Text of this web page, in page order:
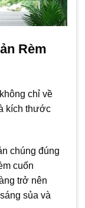
Rèm
chỉ về
kích thước
chúng đúng
cuốn
trở nên
sủa và